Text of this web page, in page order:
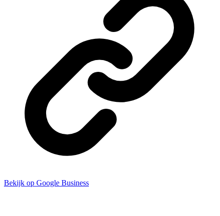
Bekijk op Google Business